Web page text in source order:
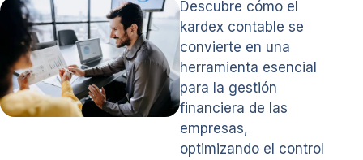
Descubre cómo el
kardex contable se
convierte en una
herramienta esencial
para la gestión
financiera de las
empresas,
optimizando el control